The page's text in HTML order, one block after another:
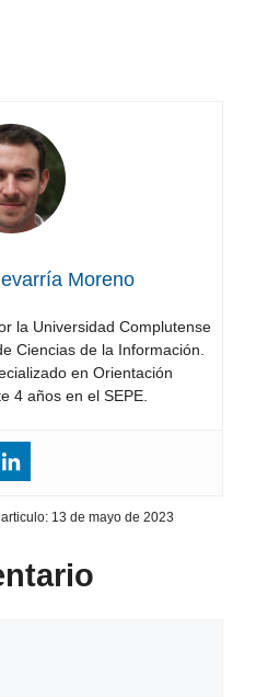
Moreno
la Universidad Complutense
Ciencias de la Información.
en Orientación
4 años en el SEPE.
13 de mayo de 2023